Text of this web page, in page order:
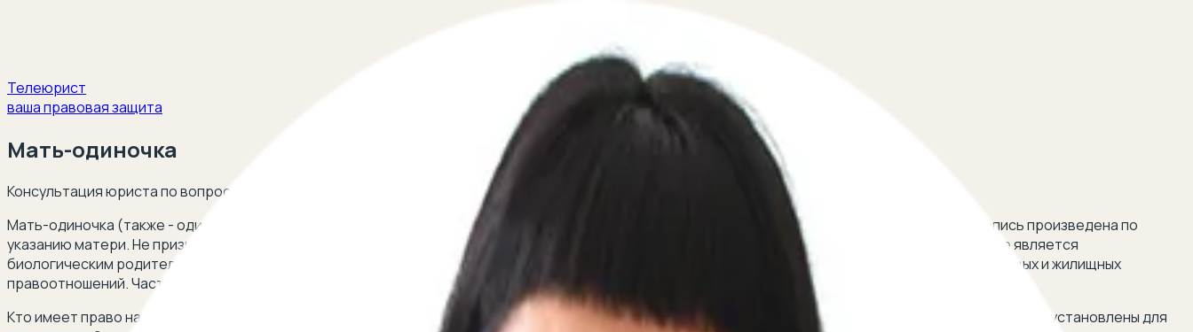
Телеюрист
ваша правовая защита
Мать-одиночка
Консультация юриста по вопросам правового положения матери-одиночки и полагающихся ей гарантиях
Мать-одиночка (также - одинокая мать) - женщина, в свидетельстве о рождении ребенка которой отсутствует запись об отце ребенка или запись произведена по
указанию матери. Не признается матерью одиночкой женщина, ребенок которой имеет запись об отце (даже в том случае, если этот человек не является
биологическим родителем). Статус матери-одиночки дает основание на получение целого ряда гарантий в сфере трудовых, социальных, налоговых и жилищных
правоотношений. Часть гарантий предоставляется федеральным законодательством, другая их часть - региональными властями.
Кто имеет право на статус матери-одиночки? Какие документы его подтверждают? Какие права и гарантии предоставляются женщине? Какие льготы установлены для